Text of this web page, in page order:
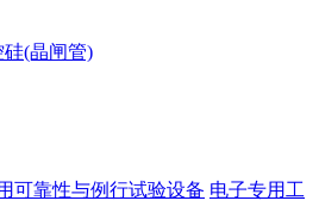
硅(晶闸管)
可靠性与例行试验设备 电子专用工